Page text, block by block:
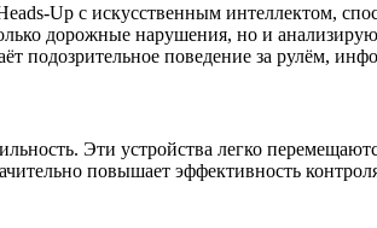
Up с искусственным интеллектом,
дорожные нарушения, но и
подозрительное поведение за рулём,
Эти устройства легко
повышает эффективность